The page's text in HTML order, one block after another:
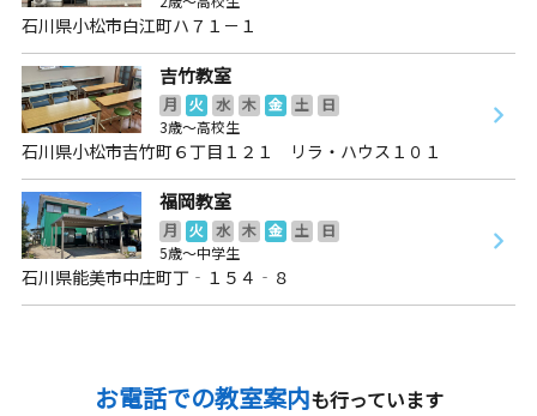
石川県小松市白江町ハ７１－１
吉竹教室
月 火 水 木 金 土
日
3歳～高校生
石川県小松市吉竹町６丁目１２１ リラ・ハウス１０１
福岡教室
月 火 水 木 金 土
日
5歳～中学生
石川県能美市中庄町丁‐１５４‐８
お電話での教室案内も行っています